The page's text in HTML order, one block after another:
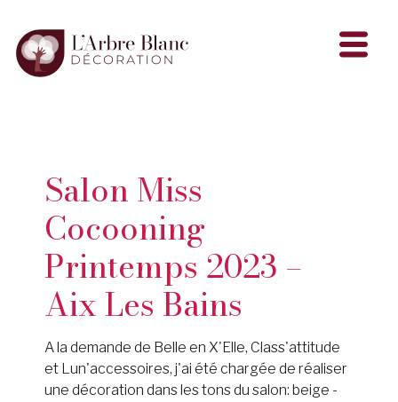
Salon Miss
Cocooning
Printemps 2023 –
Aix Les Bains
A la demande de Belle en X'Elle, Class'attitude
et Lun'accessoires, j'ai été chargée de réaliser
une décoration dans les tons du salon: beige -